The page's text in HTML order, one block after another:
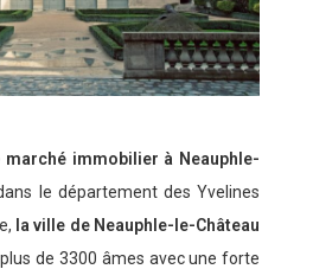
marché immobilier à Neauphle-
le département des Yvelines
la ville de Neauphle-le-Château
de 3300 âmes avec une forte